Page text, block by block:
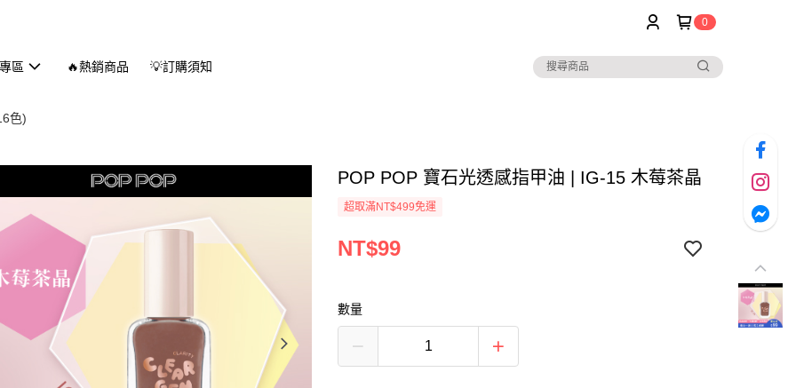
0
區 🔥熱銷商品 💡訂購須知
色)
POP POP 寶石光透感指甲油 | IG-15 木莓茶晶
超取滿NT$499免運
NT$99
數量